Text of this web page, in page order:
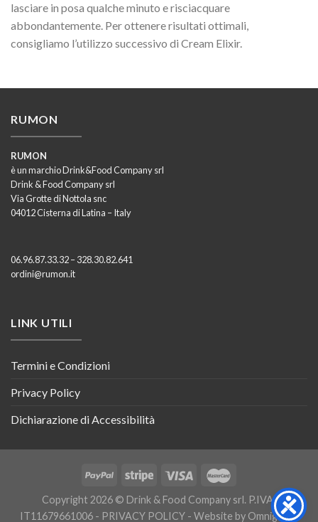
lasciare in posa qualche minuto e risciacquare
abbondantemente. Per ottenere risultati ottimali,
consigliamo l’utilizzo successivo di Cream Elixir.
RUMON
RUMON
è un marchio Drink&Food Company srl
Drink & Food Company srl
Via Grotte di Nottola snc
04012 Cisterna di Latina – Italy
06.96.87.33.32 – 328.30.82.641
ordini@rumon.it
LINK UTILI
Termini e Condizioni
Privacy Policy
Dichiarazione di Accessibilità
Copyright 2026 © Drink & Food Company srl. P.IVA:
IT11679661006 - PRIVACY POLICY - Website by Omnigraph